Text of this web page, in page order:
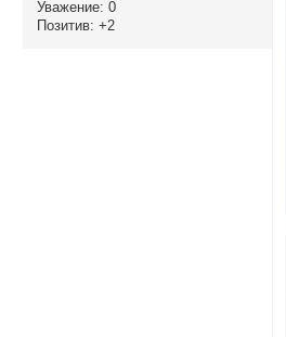
Уважение: 0
Позитив: +2